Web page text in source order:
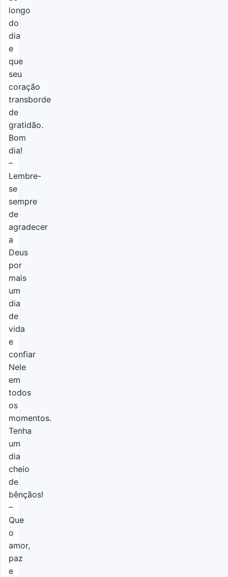
longo
do
dia
e
que
seu
coração
transborde
de
gratidão.
Bom
dia!
–
Lembre-
se
sempre
de
agradecer
a
Deus
por
mais
um
dia
de
vida
e
confiar
Nele
em
todos
os
momentos.
Tenha
um
dia
cheio
de
bênçãos!
–
Que
o
amor,
paz
e